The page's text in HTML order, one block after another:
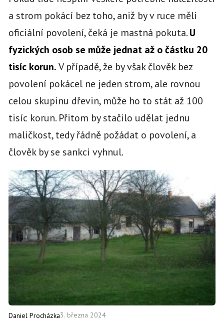
a strom pokácí bez toho, aniž by v ruce měli
oficiální povolení, čeká je mastná pokuta.U
fyzických osob se může jednat až o částku 20
tisíc korun.V případě, že by však člověk bez
povolení pokácel ne jeden strom, ale rovnou
celou skupinu dřevin, může ho to stát až 100
tisíc korun. Přitom by stačilo udělat jednu
maličkost, tedy řádně požádat o povolení, a
člověk by se sankci vyhnul.
Daniel Procházka3. března 2024